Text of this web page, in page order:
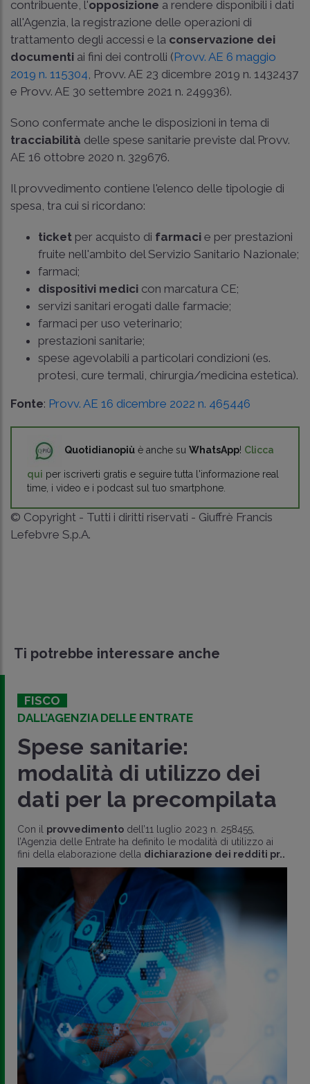
contribuente, l'opposizione a rendere disponibili i dati
all'Agenzia, la registrazione delle operazioni di
trattamento degli accessi e la conservazione dei
documenti ai fini dei controlli (Provv. AE 6 maggio
2019 n. 115304 Provv. AE 23 dicembre 2019 n. 1432437
e Provv. AE 30 settembre 2021 n. 249936).
Sono confermate anche le disposizioni in tema di
tracciabilità delle spese sanitarie previste dal Provv.
AE 16 ottobre 2020 n. 329676.
Il provvedimento contiene l'elenco delle tipologie di
spesa, tra cui si ricordano:
ticket per acquisto di farmaci e per prestazioni
fruite nell'ambito del Servizio Sanitario Nazionale;
farmaci;
dispositivi medici con marcatura CE;
servizi sanitari erogati dalle farmacie;
farmaci per uso veterinario;
prestazioni sanitarie;
spese agevolabili a particolari condizioni (es.
protesi, cure termali, chirurgia/medicina estetica).
Fonte: Provv. AE 16 dicembre 2022 n. 465446
Quotidianopiù è anche su WhatsApp! Clicca
qui per iscriverti gratis e seguire tutta l'informazione real
time, i video e i podcast sul tuo smartphone.
© Copyright - Tutti i diritti riservati - Giuffrè Francis
Lefebvre S.p.A.
Ti potrebbe interessare anche
FISCO
DALL’AGENZIA DELLE ENTRATE
Spese sanitarie:
modalità di utilizzo dei
dati per la precompilata
Con il provvedimento dell’11 luglio 2023 n. 258455,
l’Agenzia delle Entrate ha definito le modalità di utilizzo ai
fini della elaborazione della dichiarazione dei redditi pr..